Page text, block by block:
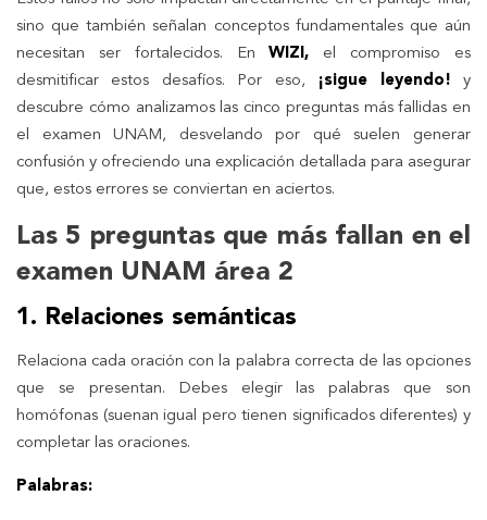
sino que también señalan conceptos fundamentales que aún
necesitan ser fortalecidos. EnWIZI, el compromiso es
desmitificar estos desafíos. Por eso,
¡sigue leyendo!y
descubre cómo analizamos las cinco preguntas más fallidas en
el examen UNAM, desvelando por qué suelen generar
confusión y ofreciendo una explicación detallada para asegurar
que, estos errores se conviertan en aciertos.
Las 5 preguntas que más fallan en el
examen UNAM área 2
1. Relaciones semánticas
Relaciona cada oración con la palabra correcta de las opciones
que se presentan. Debes elegir las palabras que son
homófonas (suenan igual pero tienen significados diferentes) y
completar las oraciones.
Palabras: